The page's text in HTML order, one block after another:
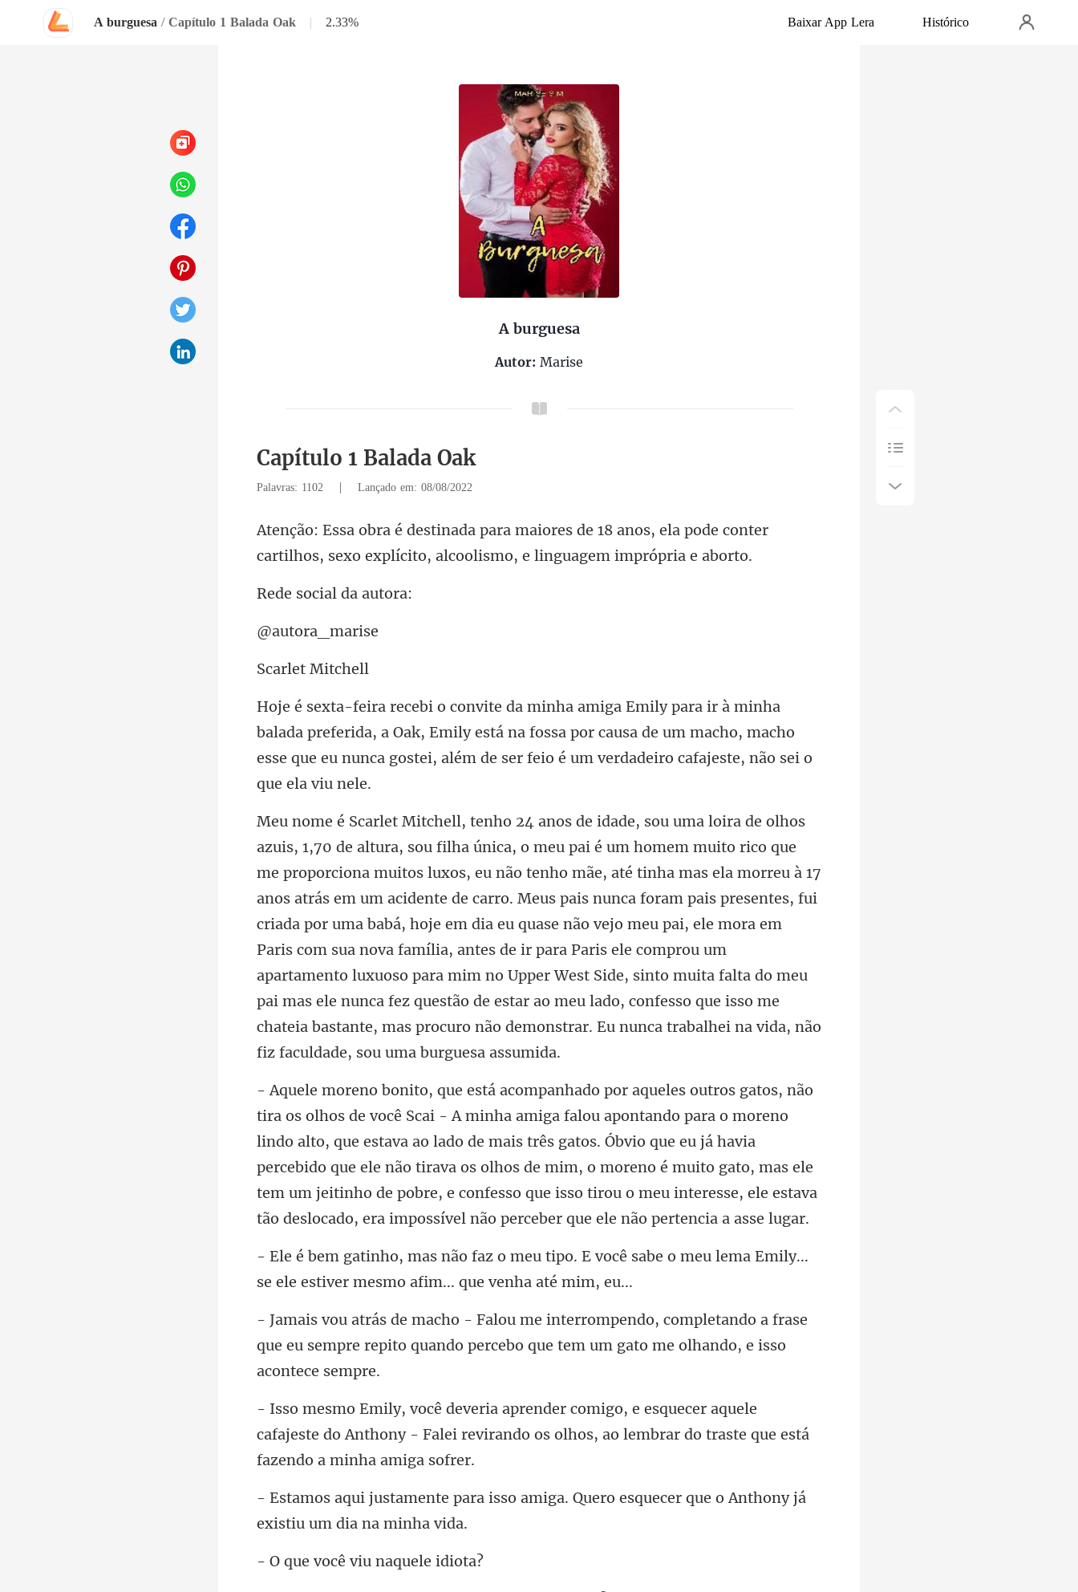
A burguesa / Capítulo 1 Balada Oak | 2.33% Baixar App Lera Histórico
A burguesa
Autor: Marise
Capítulo 1 Balada Oak
Palavras: 1102 | Lançado em: 08/08/2022
18 anos, ela pode conter
cartilhos, sexo explíc
cial da
ora_
et Mi
referida, a Oak, Emily está na fossa por causa de um macho, macho
esse que eu nun
ás em um acidente de carro. Meus pais nunca foram pais presentes, fui
criada por uma babá, hoje em dia eu quase não vejo meu pai, ele mora em
Paris com sua nova família, antes de ir para Paris ele comprou um
apartamento luxuoso para mim
o alto, que estava ao lado de mais três gatos. Óbvio que eu já havia
percebido que ele não tirava os olhos de mim, o moreno é muito gato, mas ele
tem um
. E você sabe o meu lema Emily...
se ele es
completando a frase
que eu sempre repito quando perc
er aquele
cafajeste do Anthony - Falei revirando os olhos,
o amiga. Quero esquecer que o Anth
cê viu naq